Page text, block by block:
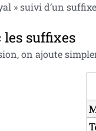
» suivi d’un
les suffixes
on ajoute